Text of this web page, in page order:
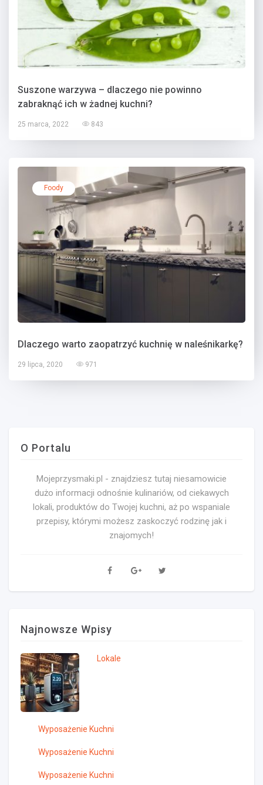
Suszone warzywa – dlaczego nie powinno
zabraknąć ich w żadnej kuchni?
25 marca, 2022 843
Foody
Dlaczego warto zaopatrzyć kuchnię w naleśnikarkę?
29 lipca, 2020 971
O Portalu
Mojeprzysmaki.pl - znajdziesz tutaj niesamowicie
dużo informacji odnośnie kulinariów, od ciekawych
lokali, produktów do Twojej kuchni, aż po wspaniale
przepisy, którymi możesz zaskoczyć rodzinę jak i
znajomych!
Najnowsze Wpisy
Lokale
Wyposażenie Kuchni
Wyposażenie Kuchni
Wyposażenie Kuchni